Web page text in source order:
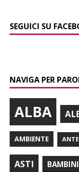
SEGUICI SU
NAVIGA PER
ALBA
AMBIENTE
ASTI BAMBINI